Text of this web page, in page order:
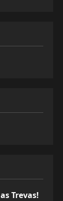
Trevas!